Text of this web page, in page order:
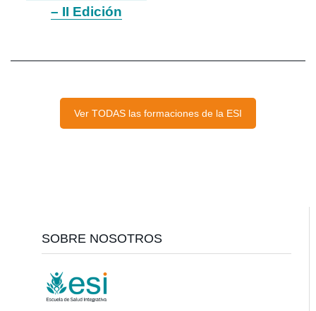
– II Edición
Ver TODAS las formaciones de la ESI
SOBRE NOSOTROS